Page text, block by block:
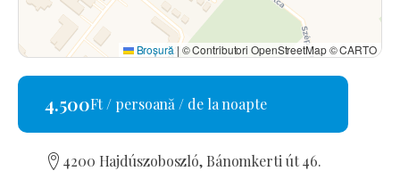
Broșură | © Contributori OpenStreetMap © CARTO
4.500Ft / persoană / de la noapte
4200 Hajdúszoboszló, Bánomkerti út 46.